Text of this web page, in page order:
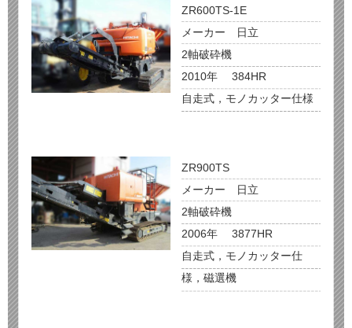
ZR600TS-1E
メーカー 日立
2軸破砕機
2010年 384HR
自走式，モノカッター仕様
ZR900TS
メーカー 日立
2軸破砕機
2006年 3877HR
自走式，モノカッター仕
様，磁選機